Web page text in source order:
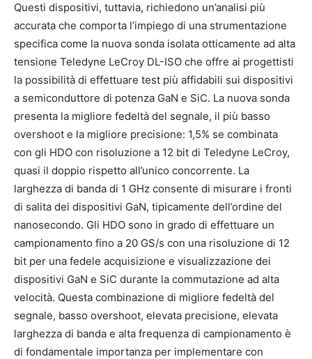
Questi dispositivi, tuttavia, richiedono un’analisi più
accurata che comporta l’impiego di una strumentazione
specifica come la nuova sonda isolata otticamente ad alta
tensione Teledyne LeCroy DL-ISO che offre ai progettisti
la possibilità di effettuare test più affidabili sui dispositivi
a semiconduttore di potenza GaN e SiC. La nuova sonda
presenta la migliore fedeltà del segnale, il più basso
overshoot e la migliore precisione: 1,5% se combinata
con gli HDO con risoluzione a 12 bit di Teledyne LeCroy,
quasi il doppio rispetto all’unico concorrente. La
larghezza di banda di 1 GHz consente di misurare i fronti
di salita dei dispositivi GaN, tipicamente dell’ordine del
nanosecondo. Gli HDO sono in grado di effettuare un
campionamento fino a 20 GS/s con una risoluzione di 12
bit per una fedele acquisizione e visualizzazione dei
dispositivi GaN e SiC durante la commutazione ad alta
velocità. Questa combinazione di migliore fedeltà del
segnale, basso overshoot, elevata precisione, elevata
larghezza di banda e alta frequenza di campionamento è
di fondamentale importanza per implementare con